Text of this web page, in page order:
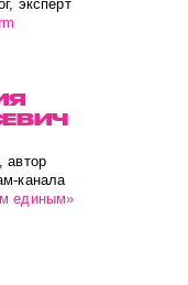
эксперт
автор
канала
единым»